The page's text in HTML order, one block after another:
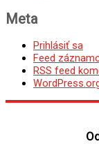
Meta
Prihlásiť sa
Feed
RSS feed